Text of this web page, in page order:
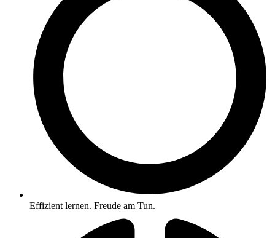
Effizient lernen. Freude am Tun.